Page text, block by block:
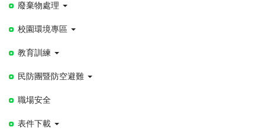
廢棄物處理
校園環境專區
教育訓練
民防團暨防空避難
職場安全
表件下載